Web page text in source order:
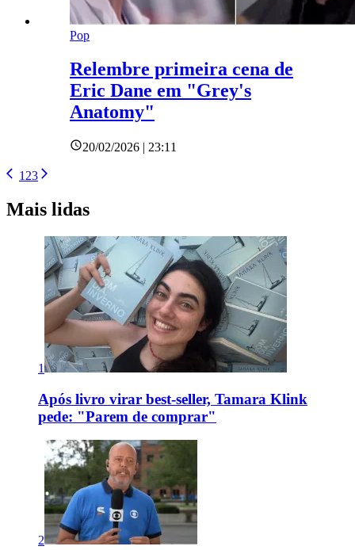
Pop
Relembre primeira cena de
Eric Dane em "Grey's
Anatomy"
20/02/2026 | 23:11
1 23
Mais lidas
1
Após livro virar best-seller, Tamara Klink
pede: "Parem de comprar"
2